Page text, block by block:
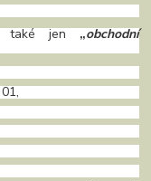
také jen„obchodní